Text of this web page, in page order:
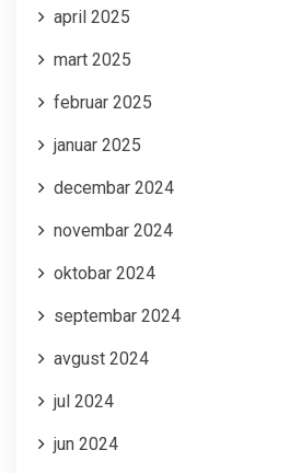
april 2025
mart 2025
februar 2025
januar 2025
decembar 2024
novembar 2024
oktobar 2024
septembar 2024
avgust 2024
jul 2024
jun 2024